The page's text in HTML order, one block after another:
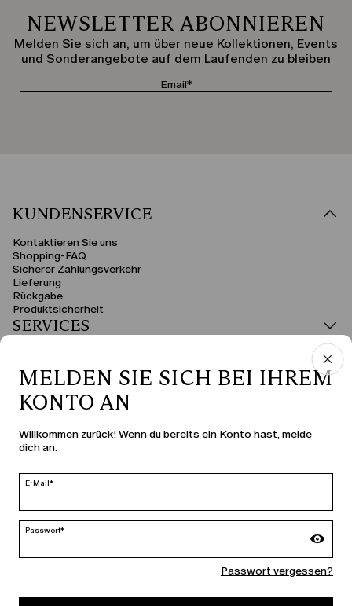
NEWSLETTER ABONNIEREN
Melden Sie sich an, um über neue Kollektionen, Events
und Sonderangebote auf dem Laufenden zu bleiben
KUNDENSERVICE
Kontaktieren Sie uns
Shopping-FAQ
Sicherer Zahlungsverkehr
Lieferung
Rückgabe
Produktsicherheit
SERVICES
LAND UND SPRACHE
ändern
MELDEN SIE SICH BEI IHREM
KONTO AN
Willkommen zurück! Wenn du bereits ein Konto hast, melde
dich an.
E-Mail*
Passwort*
Passwort vergessen?